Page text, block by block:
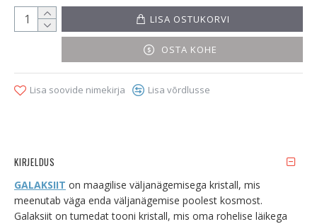
LISA OSTUKORVI
OSTA KOHE
Lisa soovide nimekirja Lisa võrdlusse
KIRJELDUS
GALAKSIIT on maagilise väljanägemisega kristall, mis
meenutab väga enda väljanägemise poolest kosmost.
Galaksiit on tumedat tooni kristall, mis oma rohelise läikega